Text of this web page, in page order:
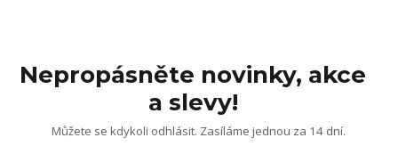
Nepropásněte novinky, akce
a slevy!
Můžete se kdykoli odhlásit. Zasíláme jednou za 14 dní.